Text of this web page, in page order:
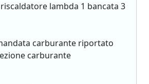
lambda 1 bancata 3
carburante riportato
carburante